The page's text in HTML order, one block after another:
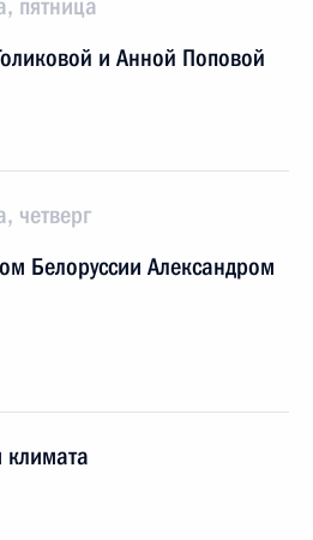
пятница
и Анной Поповой
четверг
Белоруссии Александром